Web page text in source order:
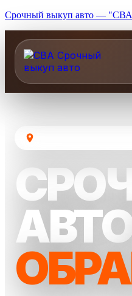
Срочный выкуп авто —